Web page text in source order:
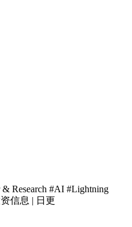
Research #AI #Lightning
信息 | 日更